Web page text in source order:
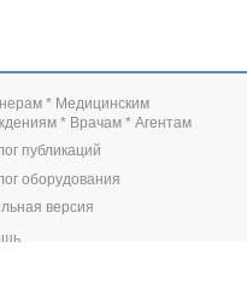
* Медицинским
* Врачам * Агентам
публикаций
оборудования
версия